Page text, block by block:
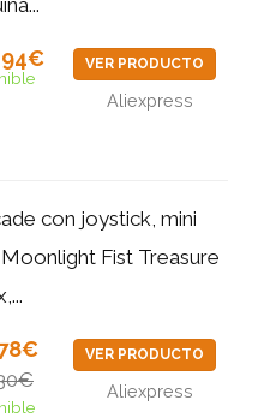
VER PRODUCTO
Aliexpress
con joystick, mini
Fist Treasure
VER PRODUCTO
Aliexpress